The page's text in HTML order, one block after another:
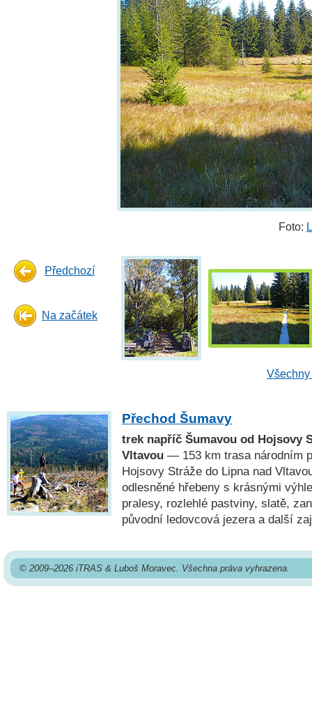
Foto:
Předchozí
Na začátek
Přechod Šumavy
trek napříč Šumavou od Hojsovy
Vltavou — 153 km trasa národním
Hojsovy Stráže do Lipna nad
odlesněné hřebeny s krásnými
pralesy, rozlehlé pastviny, slatě,
původní ledovcová jezera a další
© 2009–2026 iTRAS & Luboš Moravec. Všechna práva vyhrazena.